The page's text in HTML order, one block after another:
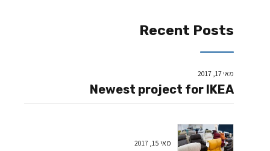
Recent Posts
מאי 17, 2017
Newest project for IKEA
מאי 15, 2017